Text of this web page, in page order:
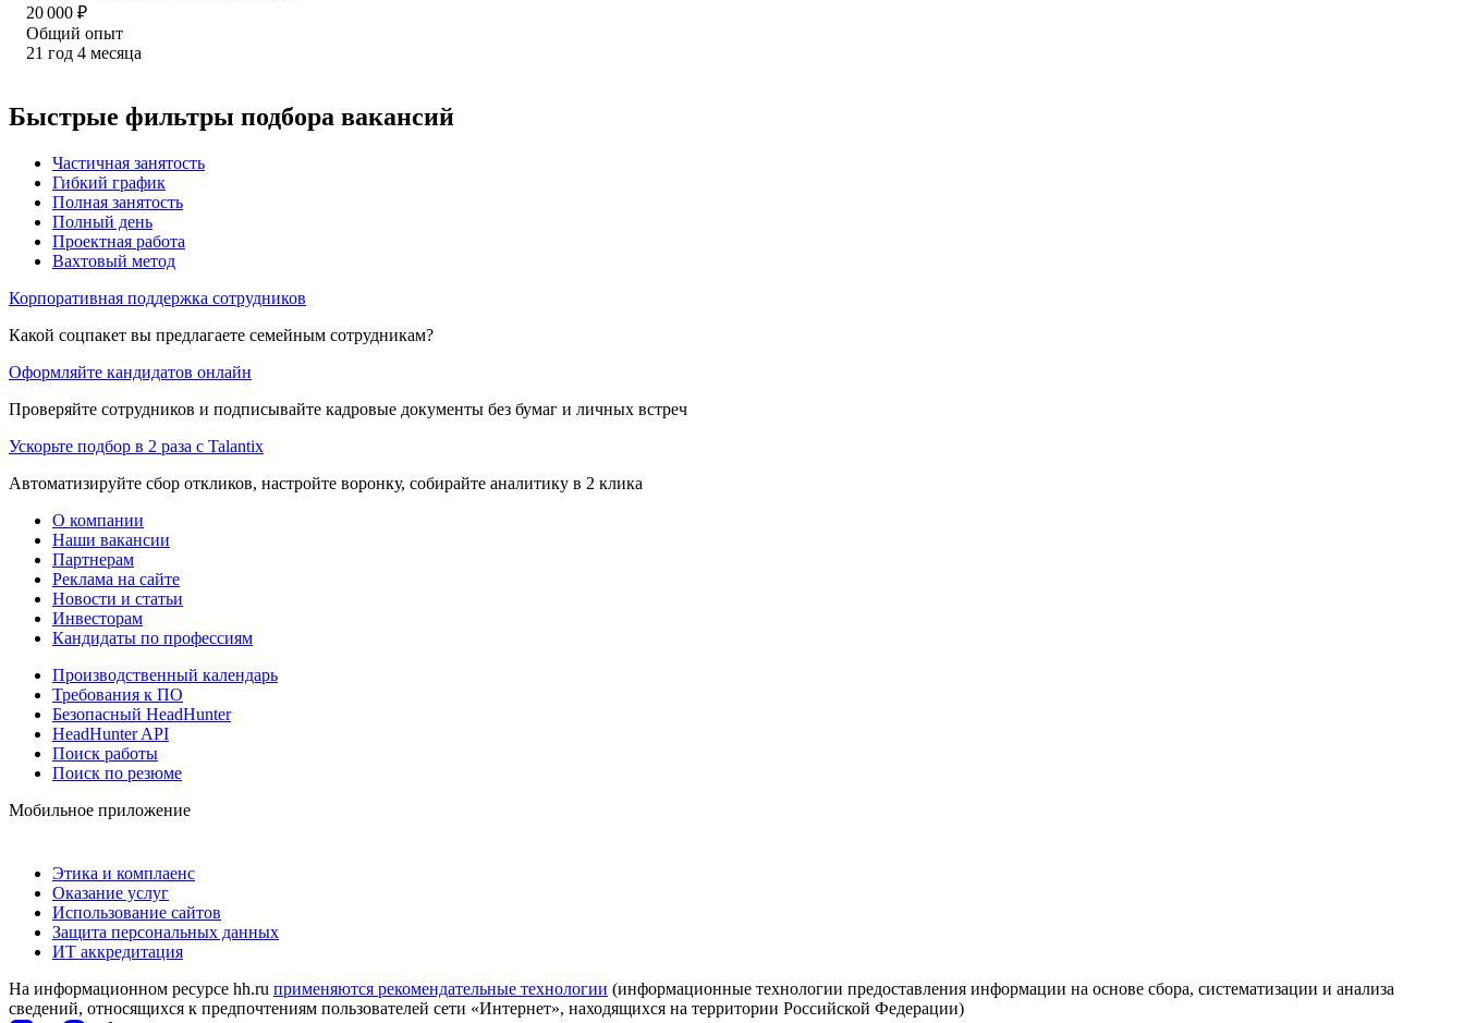
20 000 ₽
Общий опыт
21 год 4 месяца
Быстрые фильтры подбора вакансий
Частичная занятость
Гибкий график
Полная занятость
Полный день
Проектная работа
Вахтовый метод
Корпоративная поддержка сотрудников
Какой соцпакет вы предлагаете семейным сотрудникам?
Оформляйте кандидатов онлайн
Проверяйте сотрудников и подписывайте кадровые документы без бумаг и личных встреч
Ускорьте подбор в 2 раза с Talantix
Автоматизируйте сбор откликов, настройте воронку, собирайте аналитику в 2 клика
О компании
Наши вакансии
Партнерам
Реклама на сайте
Новости и статьи
Инвесторам
Кандидаты по профессиям
Производственный календарь
Требования к ПО
Безопасный HeadHunter
HeadHunter API
Поиск работы
Поиск по резюме
Мобильное приложение
Этика и комплаенс
Оказание услуг
Использование сайтов
Защита персональных данных
ИТ аккредитация
На информационном ресурсе hh.ru применяются рекомендательные технологии (информационные технологии предоставления информации на основе сбора, систематизации и анализа
сведений, относящихся к предпочтениям пользователей сети «Интернет», находящихся на территории Российской Федерации)